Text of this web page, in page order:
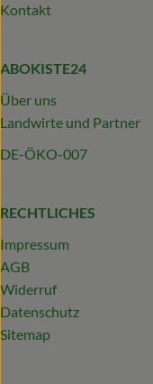
Kontakt
ABOKISTE24
Über uns
Landwirte und Partner
DE-ÖKO-007
RECHTLICHES
Impressum
AGB
Widerruf
Datenschutz
Sitemap